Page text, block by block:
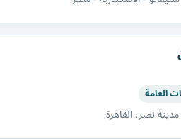
العامة